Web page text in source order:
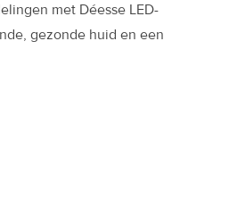
met Déesse LED-
gezonde huid en een